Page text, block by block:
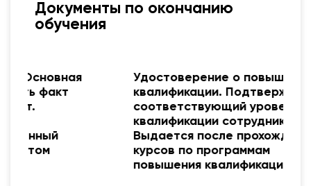
Документы по окончанию
обучения
Удостоверение о повышении
квалификации. Подтверждает
соответствующий уровень
квалификации сотрудника.
Выдается после прохождения
курсов по программам
повышения квалификации